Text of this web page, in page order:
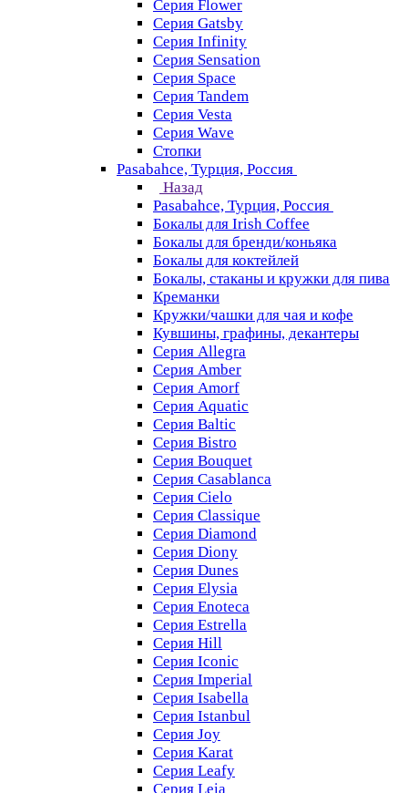
Серия Flower
Серия Gatsby
Серия Infinity
Серия Sensation
Серия Space
Серия Tandem
Серия Vesta
Серия Wave
Стопки
Pasabahce, Турция, Россия
Назад
Pasabahce, Турция, Россия
Бокалы для Irish Coffee
Бокалы для бренди/коньяка
Бокалы для коктейлей
Бокалы, стаканы и кружки для пива
Креманки
Кружки/чашки для чая и кофе
Кувшины, графины, декантеры
Серия Allegra
Серия Amber
Серия Amorf
Серия Aquatic
Серия Baltic
Серия Bistro
Серия Bouquet
Серия Casablanсa
Серия Cielo
Серия Classique
Серия Diamond
Серия Diony
Серия Dunes
Серия Elysia
Серия Enoteca
Серия Estrella
Серия Hill
Серия Iconic
Серия Imperial
Серия Isabella
Серия Istanbul
Серия Joy
Серия Karat
Серия Leafy
Серия Leia